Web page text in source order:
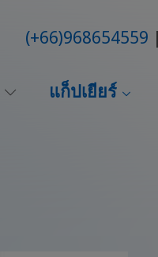
(+66)968654559
แก็ปเยียร์